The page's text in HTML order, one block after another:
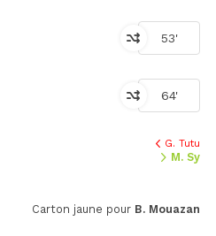
53'
64'
G. Tutu
M. Sy
Carton jaune pour B. Mouazan